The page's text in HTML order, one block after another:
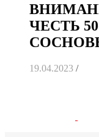
ЧЕСТЬ
19.04.2023 /